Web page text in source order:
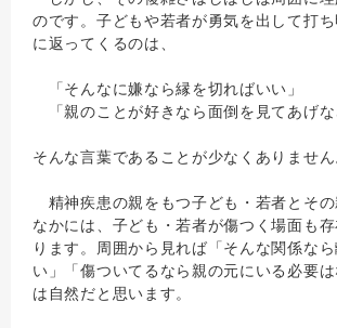
のです。子どもや若者が勇気を出して打
に返ってくるのは、
「そんなに嫌なら縁を切ればいい」
「親のことが好きなら面倒を見てあげな
そんな言葉であることが少なくありません
精神疾患の親をもつ子ども・若者とそ
なかには、子ども・若者が傷つく場面も
ります。周囲から見れば「そんな関係な
い」「傷ついてるなら親の元にいる必要
は自然だと思います。